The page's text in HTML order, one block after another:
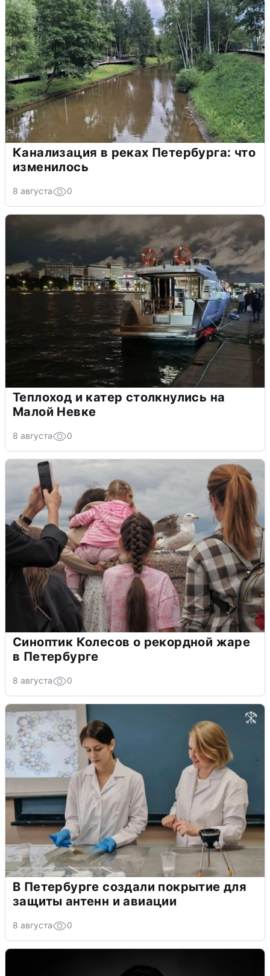
Канализация в реках Петербурга: что
изменилось
8 августа 0
Теплоход и катер столкнулись на
Малой Невке
8 августа 0
Синоптик Колесов о рекордной жаре
в Петербурге
8 августа 0
В Петербурге создали покрытие для
защиты антенн и авиации
8 августа 0